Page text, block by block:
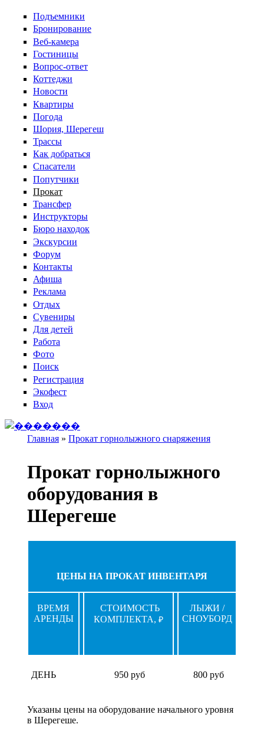
Перейти к основному содержанию
Подъемники
Бронирование
Веб-камера
Гостиницы
Вопрос-ответ
Коттеджи
Новости
Квартиры
Погода
Шория, Шерегеш
Трассы
Как добраться
Спасатели
Попутчики
Прокат
Трансфер
Инструкторы
Бюро находок
Экскурсии
Форум
Контакты
Афиша
Реклама
Отдых
Сувениры
Для детей
Работа
Фото
Поиск
Регистрация
Экофест
Вход
Главная » Прокат горнолыжного снаряжения
Прокат горнолыжного
оборудования в
Шерегеше
ЦЕНЫ НА ПРОКАТ ИНВЕНТАРЯ
ВРЕМЯ
АРЕНДЫ
СТОИМОСТЬ
КОМПЛЕКТА, ₽
ЛЫЖИ /
СНОУБОРД
ДЕНЬ 950 руб 800 руб
Указаны цены на оборудование начального уровня
в Шерегеше.